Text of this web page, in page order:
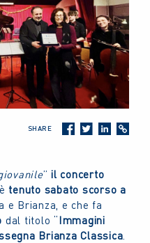
SHARE
” il concerto
tenuto sabato scorso a
e Brianza, e che fa
dal titolo “Immagini
Brianza Classica